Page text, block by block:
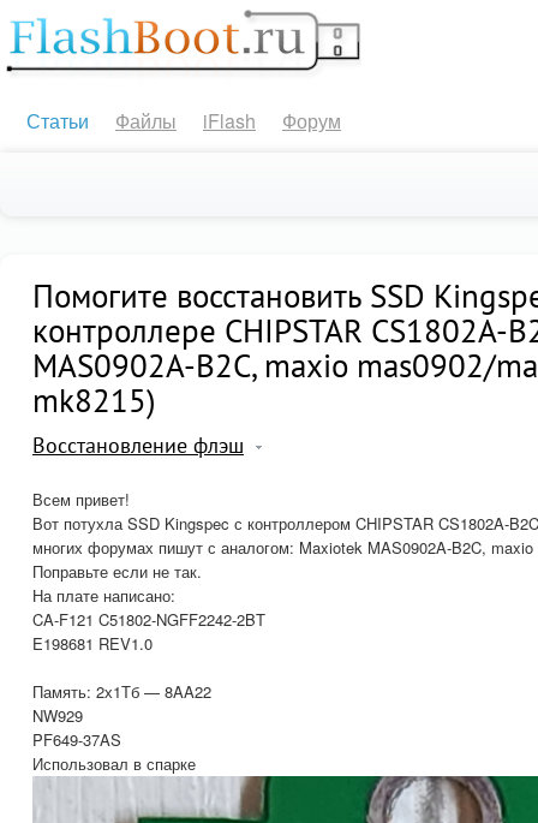
Статьи Файлы iFlash Форум
Помогите восстановить SSD
контроллере CHIPSTAR CS1802A-
MAS0902A-B2C, maxio mas0902/
mk8215)
Восстановление флэш
Всем привет!
Вот потухла SSD Kingspec с контроллером CHIPSTAR CS1802A-
многих форумах пишут с аналогом: Maxiotek MAS0902A-B2C,
Поправьте если не так.
На плате написано:
CA-F121 C51802-NGFF2242-2BT
E198681 REV1.0
Память: 2х1Тб — 8AA22
NW929
PF649-37AS
Использовал в спарке